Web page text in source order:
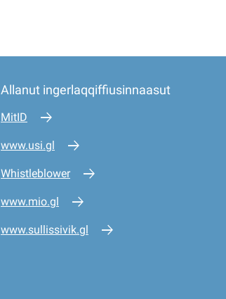
Allanut ingerlaqqiffiusinnaasut
MitID
www.usi.gl
Whistleblower
www.mio.gl
www.sullissivik.gl